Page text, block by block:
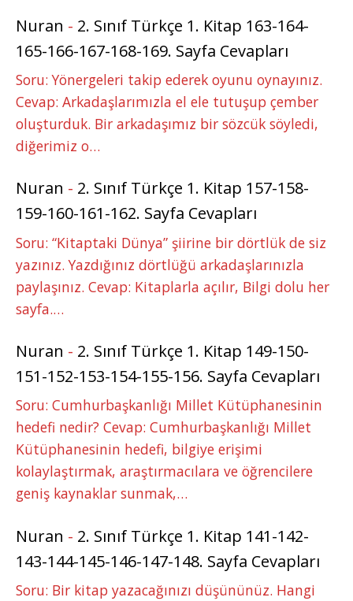
Nuran - 2. Sınıf Türkçe 1. Kitap 163-164-
165-166-167-168-169. Sayfa Cevapları
Soru: Yönergeleri takip ederek oyunu oynayınız.
Cevap: Arkadaşlarımızla el ele tutuşup çember
oluşturduk. Bir arkadaşımız bir sözcük söyledi,
diğerimiz o…
Nuran - 2. Sınıf Türkçe 1. Kitap 157-158-
159-160-161-162. Sayfa Cevapları
Soru: “Kitaptaki Dünya” şiirine bir dörtlük de siz
yazınız. Yazdığınız dörtlüğü arkadaşlarınızla
paylaşınız. Cevap: Kitaplarla açılır, Bilgi dolu her
sayfa.…
Nuran - 2. Sınıf Türkçe 1. Kitap 149-150-
151-152-153-154-155-156. Sayfa Cevapları
Soru: Cumhurbaşkanlığı Millet Kütüphanesinin
hedefi nedir? Cevap: Cumhurbaşkanlığı Millet
Kütüphanesinin hedefi, bilgiye erişimi
kolaylaştırmak, araştırmacılara ve öğrencilere
geniş kaynaklar sunmak,…
Nuran - 2. Sınıf Türkçe 1. Kitap 141-142-
143-144-145-146-147-148. Sayfa Cevapları
Soru: Bir kitap yazacağınızı düşününüz. Hangi